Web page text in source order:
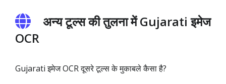
अन्य टूल्स की तुलना में Gujarati इमेज
OCR
Gujarati इमेज OCR दूसरे टूल्स के मुकाबले कैसा है?